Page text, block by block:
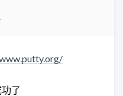
了